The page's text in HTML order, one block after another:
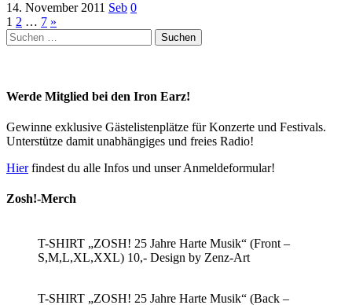
14. November 2011 Seb 0
Seitennummerierung
der
1 2 … 7 »
Suchen
nach:
Werde Mitglied bei den Iron Earz!
Gewinne exklusive Gästelistenplätze für Konzerte und Festivals.
Unterstütze damit unabhängiges und freies Radio!
Hierfindest du alle Infos und unser Anmeldeformular!
Zosh!-Merch
T-SHIRT „ZOSH! 25 Jahre Harte Musik“ (Front –
S,M,L,XL,XXL) 10,- Design by Zenz-Art
T-SHIRT „ZOSH! 25 Jahre Harte Musik“ (Back –